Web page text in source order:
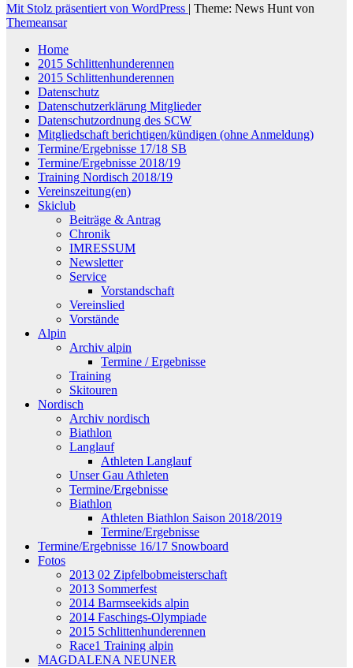
Mit Stolz präsentiert von WordPress | Theme: News Hunt von
Themeansar
Home
2015 Schlittenhunderennen
2015 Schlittenhunderennen
Datenschutz
Datenschutzerklärung Mitglieder
Datenschutzordnung des SCW
Mitgliedschaft berichtigen/kündigen (ohne Anmeldung)
Termine/Ergebnisse 17/18 SB
Termine/Ergebnisse 2018/19
Training Nordisch 2018/19
Vereinszeitung(en)
Skiclub
Beiträge & Antrag
Chronik
IMRESSUM
Newsletter
Service
Vorstandschaft
Vereinslied
Vorstände
Alpin
Archiv alpin
Termine / Ergebnisse
Training
Skitouren
Nordisch
Archiv nordisch
Biathlon
Langlauf
Athleten Langlauf
Unser Gau Athleten
Termine/Ergebnisse
Biathlon
Athleten Biathlon Saison 2018/2019
Termine/Ergebnisse
Termine/Ergebnisse 16/17 Snowboard
Fotos
2013 02 Zipfelbobmeisterschaft
2013 Sommerfest
2014 Barmseekids alpin
2014 Faschings-Olympiade
2015 Schlittenhunderennen
Race1 Training alpin
MAGDALENA NEUNER